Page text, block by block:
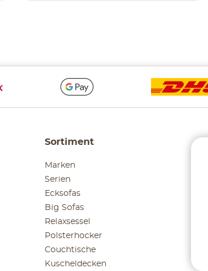
Sortiment
Marken
Serien
Ecksofas
Big Sofas
Relaxsessel
Polsterhocker
Couchtische
Kuscheldecken